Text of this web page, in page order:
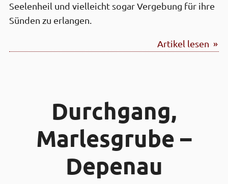
Seelenheil und vielleicht sogar Vergebung für ihre
Sünden zu erlangen.
Artikel lesen »
Durch­gang,
Marles­grube –
Depenau